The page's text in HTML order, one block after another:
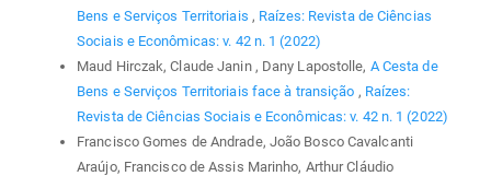
Bens e Serviços Territoriais , Raízes: Revista de Ciências
Sociais e Econômicas: v. 42 n. 1 (2022)
Maud Hirczak, Claude Janin , Dany Lapostolle, A Cesta de
Bens e Serviços Territoriais face à transição , Raízes:
Revista de Ciências Sociais e Econômicas: v. 42 n. 1 (2022)
Francisco Gomes de Andrade, João Bosco Cavalcanti
Araújo, Francisco de Assis Marinho, Arthur Cláudio